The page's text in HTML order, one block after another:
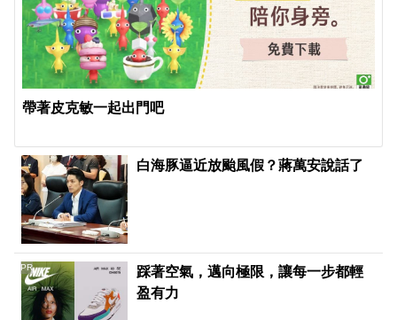
帶著皮克敏一起出門吧
白海豚逼近放颱風假？蔣萬安說話了
踩著空氣，邁向極限，讓每一步都輕
盈有力
PR